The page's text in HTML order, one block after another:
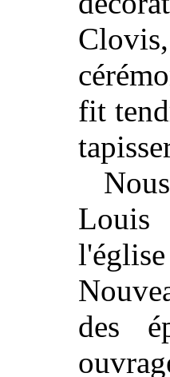
fit
Louis
des